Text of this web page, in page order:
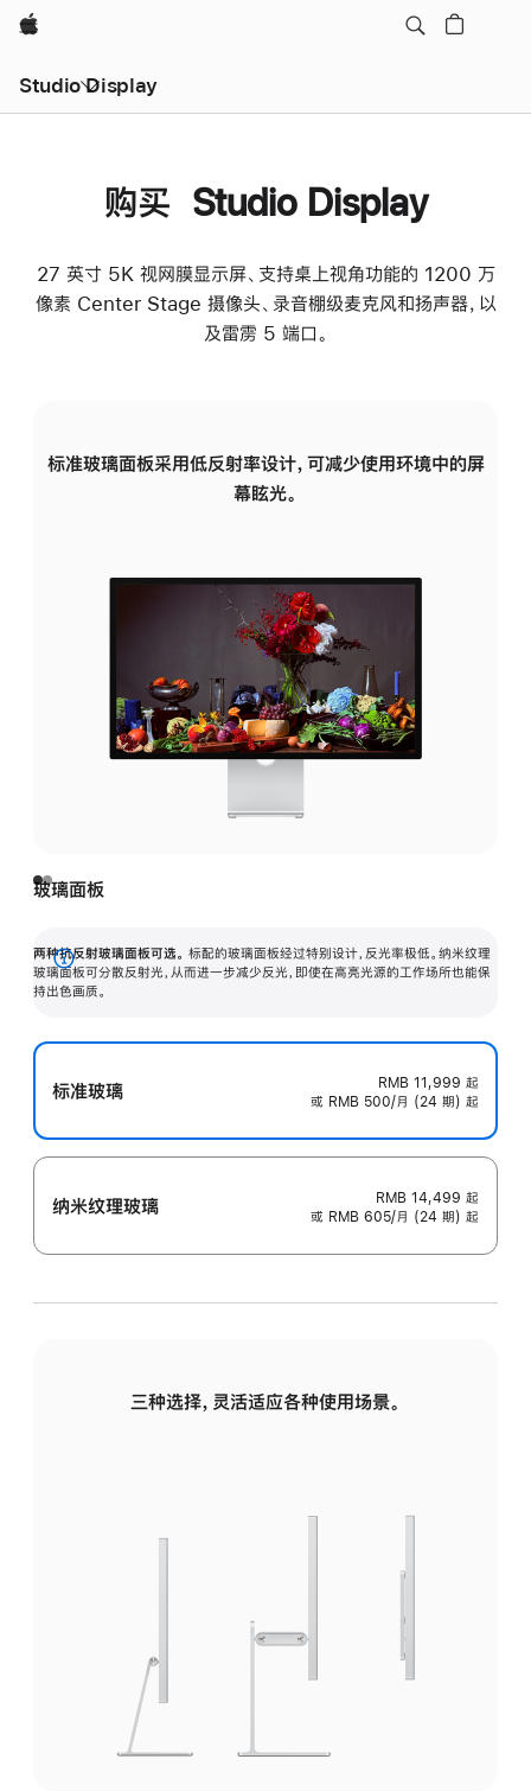
Apple
Studio Display
购买 Studio Display
27 英寸 5K 视网膜显示屏、支持桌上视角功能的 1200 万
像素 Center Stage 摄像头、录音棚级麦克风和扬声器，以
及雷雳 5 端口。
标准玻璃面板采用低反射率设计，可减少使用环境中的屏
幕眩光。
玻璃面板
两种抗反射玻璃面板可选。 标配的玻璃面板经过特别设计，反光率极低。纳米纹理
玻璃面板可分散反射光，从而进一步减少反光，即使在高亮光源的工作场所也能保
持出色画质。
展
开
标准玻璃 RMB 11,999 起
或 RMB 500/月 (24 期) 起
纳米纹理玻璃 RMB 14,499 起
或 RMB 605/月 (24 期) 起
三种选择，灵活适应各种使用场景。